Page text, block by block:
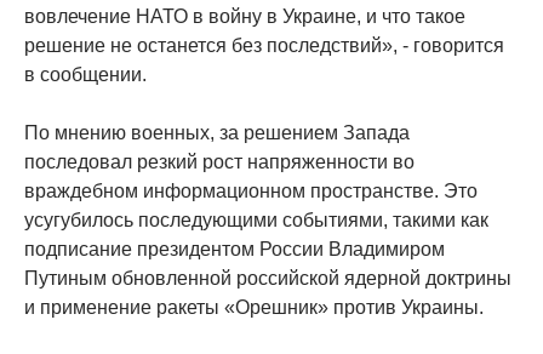
вовлечение НАТО в войну в Украине, и что такое
решение не останется без последствий», - говорится
в сообщении.
По мнению военных, за решением Запада
последовал резкий рост напряженности во
враждебном информационном пространстве. Это
усугубилось последующими событиями, такими как
подписание президентом России Владимиром
Путиным обновленной российской ядерной доктрины
и применение ракеты «Орешник» против Украины.